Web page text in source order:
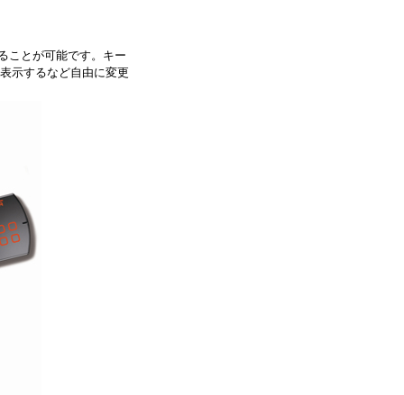
ことが可能です。キー
示するなど自由に変更